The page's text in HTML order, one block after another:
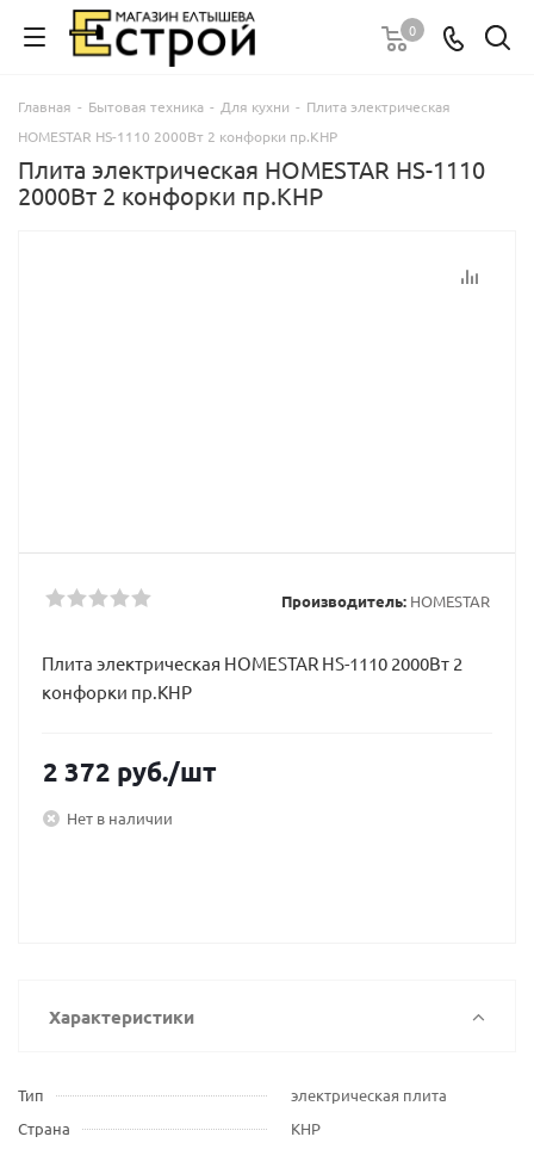
0
Главная - Бытовая техника - Для кухни - Плита электрическая
HOMESTAR HS-1110 2000Вт 2 конфорки пр.КНР
Плита электрическая HOMESTAR HS-1110
2000Вт 2 конфорки пр.КНР
Производитель: HOMESTAR
Плита электрическая HOMESTAR HS-1110 2000Вт 2
конфорки пр.КНР
2 372 руб./шт
Нет в наличии
Характеристики
Тип
электрическая плита
Страна
КНР